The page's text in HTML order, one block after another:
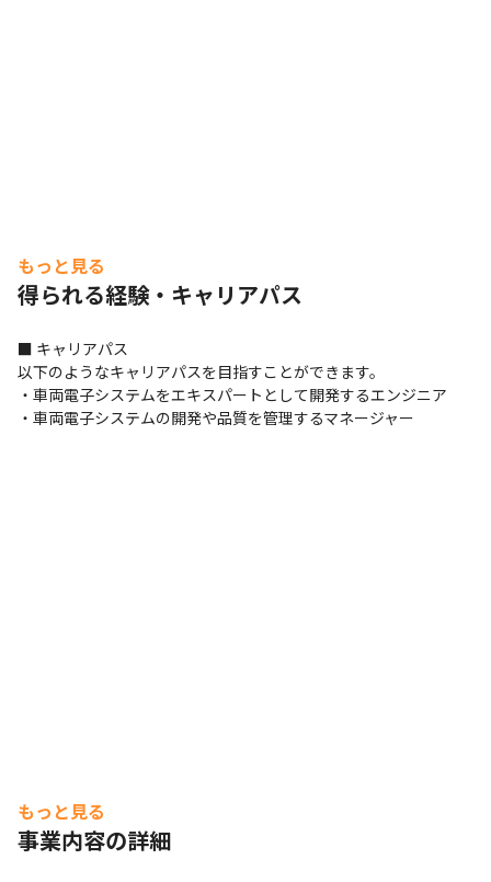
もっと見る
得られる経験・キャリアパス
■ キャリアパス
以下のようなキャリアパスを目指すことができます。
・車両電子システムをエキスパートとして開発するエンジニア
・車両電子システムの開発や品質を管理するマネージャー
もっと見る
事業内容の詳細